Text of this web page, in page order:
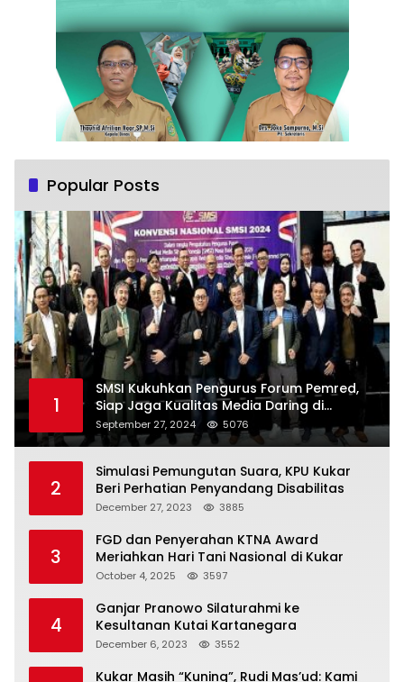
Popular Posts
1
SMSI Kukuhkan Pengurus Forum Pemred,
Siap Jaga Kualitas Media Daring di
Indonesia
September 27, 2024 5076
2
Simulasi Pemungutan Suara, KPU Kukar
Beri Perhatian Penyandang Disabilitas
December 27, 2023 3885
3
FGD dan Penyerahan KTNA Award
Meriahkan Hari Tani Nasional di Kukar
October 4, 2025 3597
4
Ganjar Pranowo Silaturahmi ke
Kesultanan Kutai Kartanegara
December 6, 2023 3552
Kukar Masih “Kuning”, Rudi Mas’ud: Kami